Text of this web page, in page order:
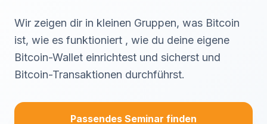
Wir zeigen dir in kleinen Gruppen, was Bitcoin
ist, wie es funktioniert , wie du deine eigene
Bitcoin-Wallet einrichtest und sicherst und
Bitcoin-Transaktionen durchführst.
Passendes Seminar finden